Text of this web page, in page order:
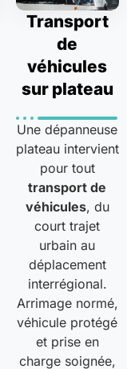
Transport
de
véhicules
sur plateau
Une dépanneuse
plateau intervient
pour tout
transport de
véhicules, du
court trajet
urbain au
déplacement
interrégional.
Arrimage normé,
véhicule protégé
et prise en
charge soignée,